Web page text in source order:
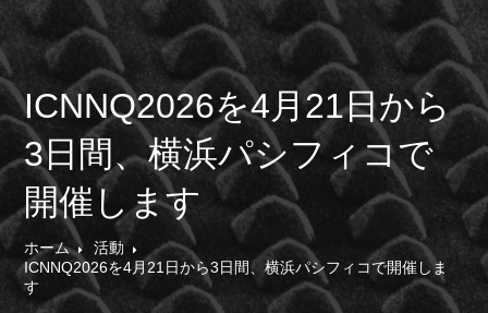
ICNNQ2026を4月21日から
3日間、横浜パシフィコで
開催します
ホーム
活動
ICNNQ2026を4月21日から3日間、横浜パシフィコで開催しま
す